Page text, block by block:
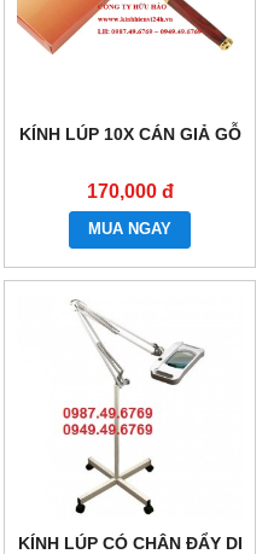
KÍNH LÚP 10X CÁN GIẢ GỖ
170,000 đ
MUA NGAY
KÍNH LÚP CÓ CHÂN ĐẨY DI